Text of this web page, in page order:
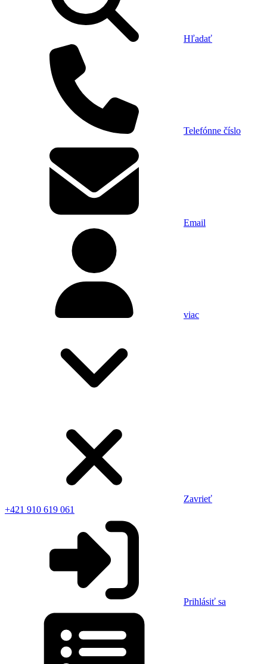
Hľadať
Telefónne číslo
Email
viac
Zavrieť
+421 910 619 061
Prihlásiť sa